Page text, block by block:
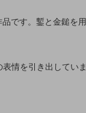
です。鏨と金鎚を用
情を引き出していま